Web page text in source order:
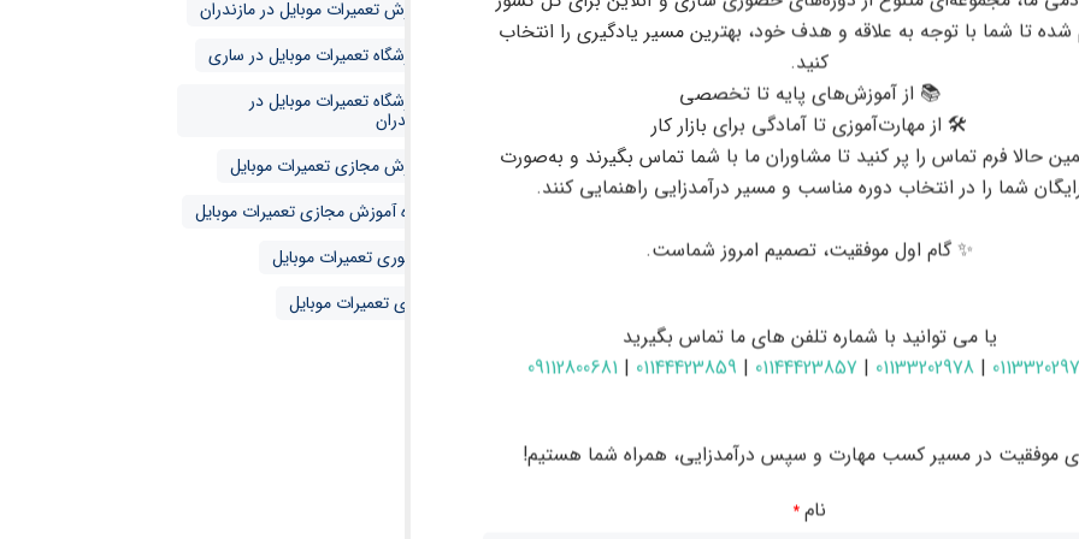
تخصصی سخت افزار اندروید
آموزش تعمیرات موبایل در مازندران
آموزشگاه تعمیرات موبایل در ساری
آموزشگاه تعمیرات موبایل در
مازندران
آموزش مجازی تعمیرات موبایل
دوره آموزش مجازی تعمیرات موبایل
حضوری تعمیرات موبایل
مجازی تعمیرات موبایل
شده تا شما با توجه به علاقه و هدف خود، بهترین مسیر یادگیری را انتخاب
کنید.
📚 از آموزش‌های پایه تا تخصصی
🛠 از مهارت‌آموزی تا آمادگی برای بازار کار
حالا فرم تماس را پر کنید تا مشاوران ما با شما تماس بگیرند و به‌صورت
شما را در انتخاب دوره مناسب و مسیر درآمدزایی راهنمایی کنند.
✨ گام اول موفقیت، تصمیم امروز شماست.
یا می توانید با شماره تلفن های ما تماس بگیرید
|
01133202978
|
01144423857
|
01144423859
|
09112800681
موفقیت در مسیر کسب مهارت و سپس درآمدزایی، همراه شما هستیم!
نام *